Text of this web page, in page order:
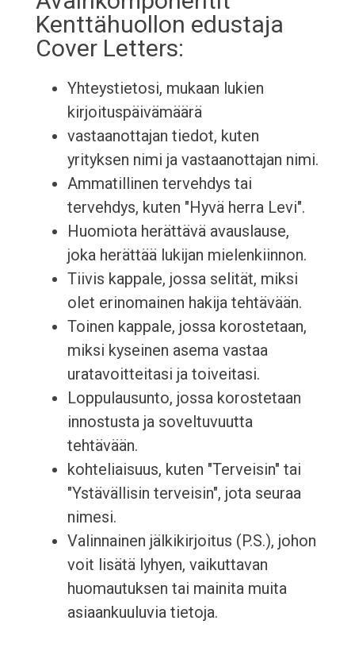
Kenttähuollon edustaja
Cover Letters:
Yhteystietosi, mukaan lukien
kirjoituspäivämäärä
vastaanottajan tiedot, kuten
yrityksen nimi ja vastaanottajan nimi.
Ammatillinen tervehdys tai
tervehdys, kuten "Hyvä herra Levi".
Huomiota herättävä avauslause,
joka herättää lukijan mielenkiinnon.
Tiivis kappale, jossa selität, miksi
olet erinomainen hakija tehtävään.
Toinen kappale, jossa korostetaan,
miksi kyseinen asema vastaa
uratavoitteitasi ja toiveitasi.
Loppulausunto, jossa korostetaan
innostusta ja soveltuvuutta
tehtävään.
kohteliaisuus, kuten "Terveisin" tai
"Ystävällisin terveisin", jota seuraa
nimesi.
Valinnainen jälkikirjoitus (P.S.), johon
voit lisätä lyhyen, vaikuttavan
huomautuksen tai mainita muita
asiaankuuluvia tietoja.